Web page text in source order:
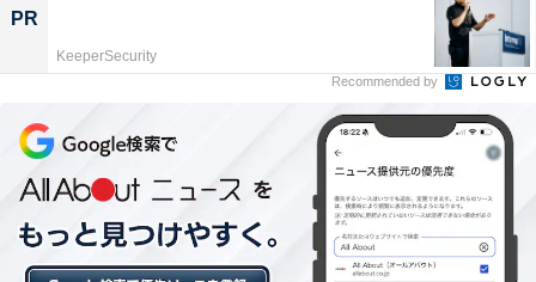
PR
KeeperSecurity
Recommended by